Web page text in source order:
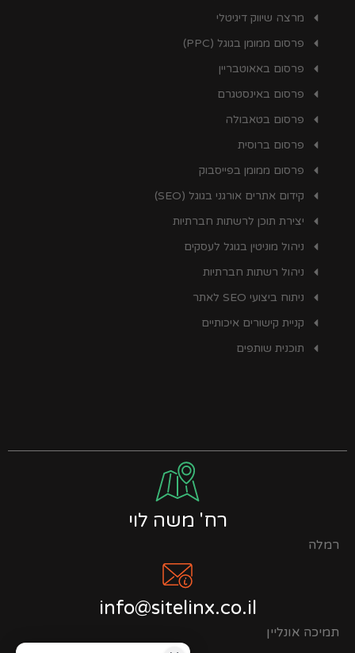
מרצה שיווק דיגיטלי
פרסום ממומן בגוגל (PPC)
פרסום באאוטבריין
פרסום באינסטגרם
פרסום בטאבולה
פרסום ברוסית
פרסום ממומן בפייסבוק
קידום אתרים אורגני בגוגל (SEO)
יצירת תוכן לרשתות חברתיות
ניהול מוניטין בגוגל לעסקים
ניהול רשתות חברתיות
ניתוח ביצועי SEO לאתר
קניית קישורים איכותיים
תוכנית שותפים
רח' משה לוי
רמלה
info@sitelinx.co.il
תמיכה אונליין